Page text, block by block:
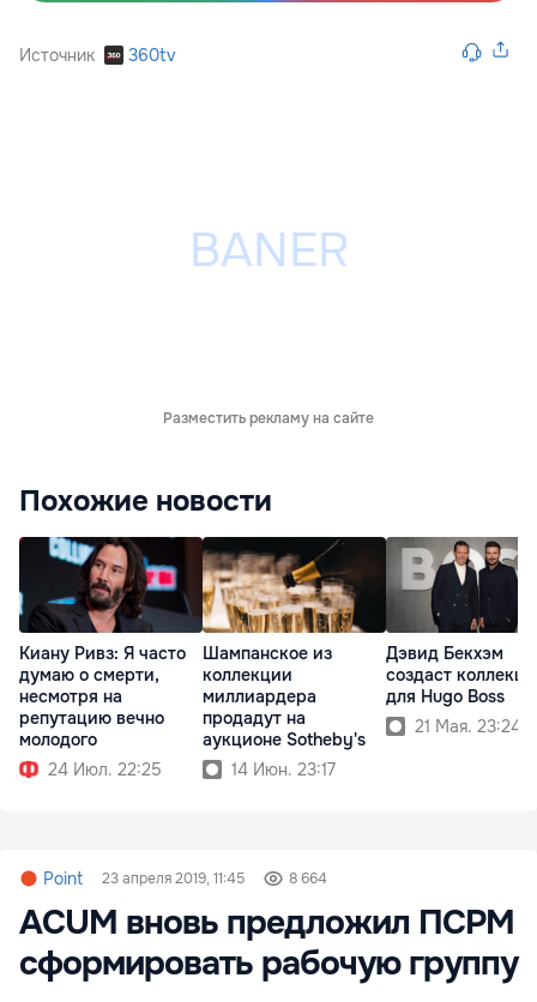
Источник 360tv
Разместить рекламу на сайте
Похожие новости
Киану Ривз: Я часто
думаю о смерти,
несмотря на
репутацию вечно
молодого
24 Июл. 22:25
Шампанское из
коллекции
миллиардера
продадут на
аукционе Sotheby's
14 Июн. 23:17
Дэвид Бекхэм
создаст
для Hugo Boss
21 Мая. 23:24
Point 23 апреля 2019, 11:45 8 664
ACUM вновь предложил ПСРМ
сформировать рабочую группу